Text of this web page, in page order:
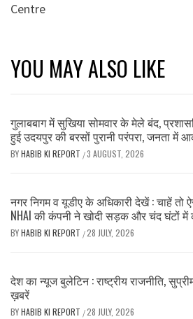
Centre
YOU MAY ALSO LIKE
गुलाबबाग में सुखिया सोमवार के मेले बंद,
हुई उदयपुर की बरसों पुरानी परंपरा, जनता में
BYHABIB KI REPORT /3 AUGUST, 2026
नगर निगम व यूडीए के अधिकारी देखें : चाहें
NHAI की कंपनी ने खोदी सड़क और चंद घंटों में
BYHABIB KI REPORT /28 JULY, 2026
देश का न्यूज बुलेटिन : राष्ट्रीय राजनीति,
ख़बरें
BYHABIB KI REPORT /28 JULY, 2026